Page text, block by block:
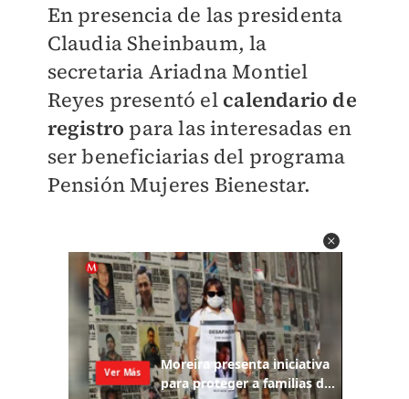
En presencia de las presidenta
Claudia Sheinbaum, la
secretaria Ariadna Montiel
Reyes presentó el calendario de
registro para las interesadas en
ser beneficiarias del programa
Pensión Mujeres Bienestar.